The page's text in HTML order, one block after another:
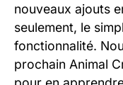
nouveaux ajouts
seulement, le
fonctionnalité.
prochain Animal